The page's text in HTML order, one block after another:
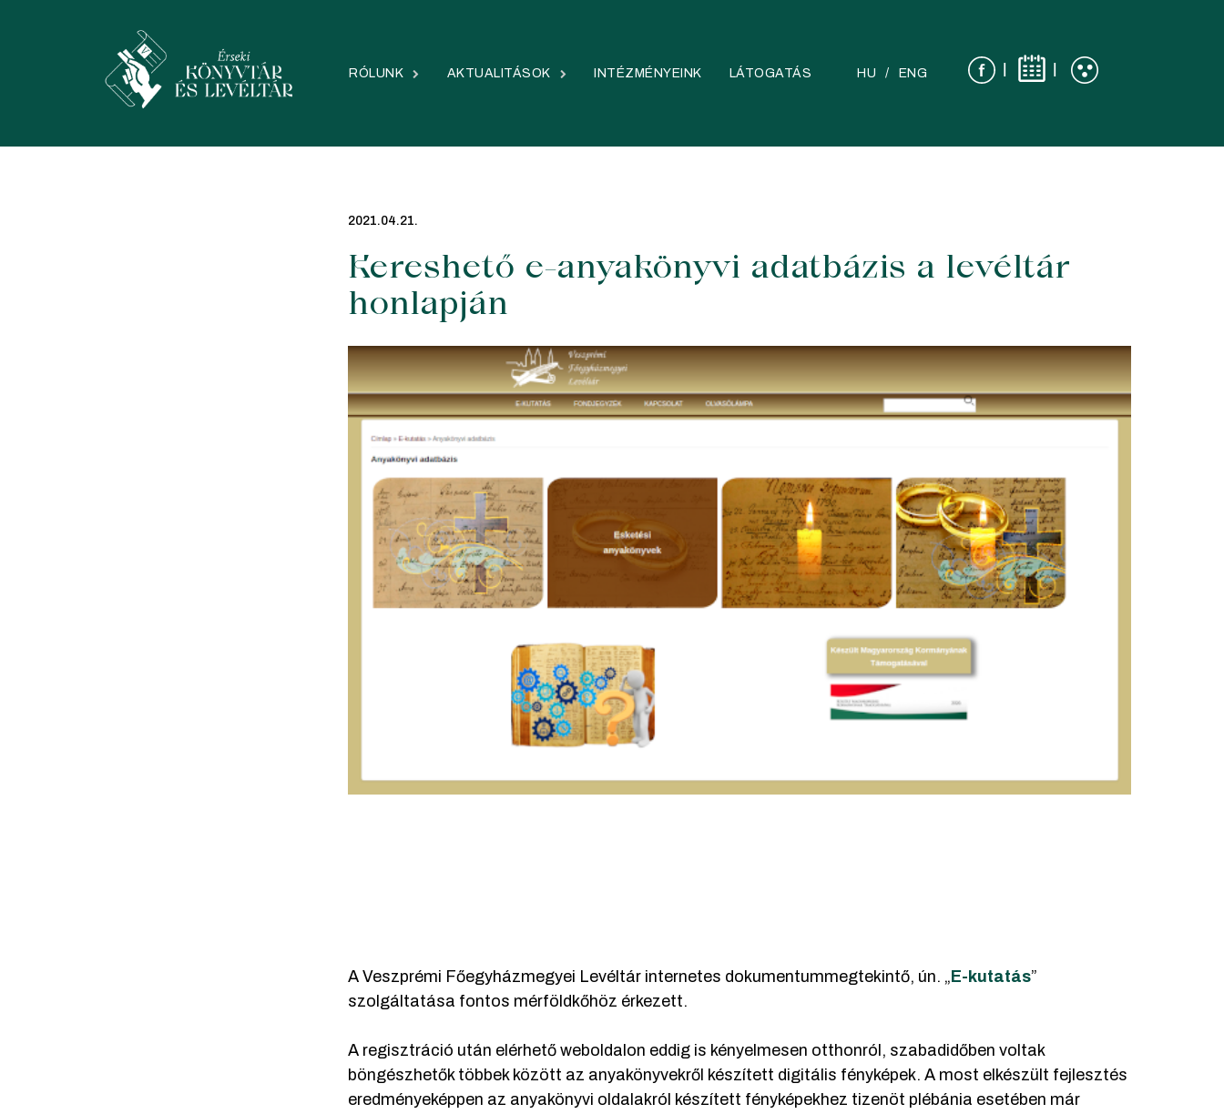
RÓLUNK AKTUALITÁSOK INTÉZMÉNYEINK LÁTOGATÁS HU ENG | |
2021.04.21.
Kereshető e-anyakönyvi adatbázis a levéltár
honlapján
A Veszprémi Főegyházmegyei Levéltár internetes dokumentummegtekintő, ún. „ E-kutatás”
szolgáltatása fontos mérföldkőhöz érkezett.
A regisztráció után elérhető weboldalon eddig is kényelmesen otthonról, szabadidőben voltak
böngészhetők többek között az anyakönyvekről készített digitális fényképek. A most elkészült fejlesztés
eredményeképpen az anyakönyvi oldalakról készített fényképekhez tizenöt plébánia esetében már